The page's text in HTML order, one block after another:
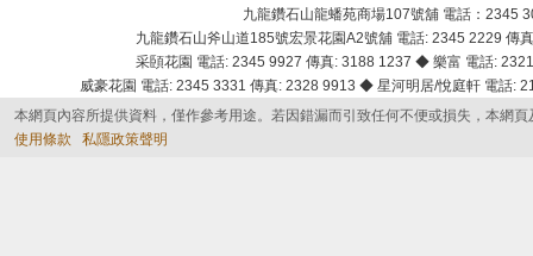
九龍鑽石山龍蟠苑商場107號舖 電話：2345
九龍鑽石山斧山道185號宏景花園A2號舖 電話: 2345 2229
采頣花園 電話: 2345 9927 傳真: 3188 1237 ◆ 樂富 電話:
威豪花園 電話: 2345 3331 傳真: 2328 9913 ◆ 星河明居/悅庭軒 電話
本網頁內容所提供資料，僅作參考用途。若因錯漏而引致任何不便或損失，本網
使用條款
私隱政策聲明